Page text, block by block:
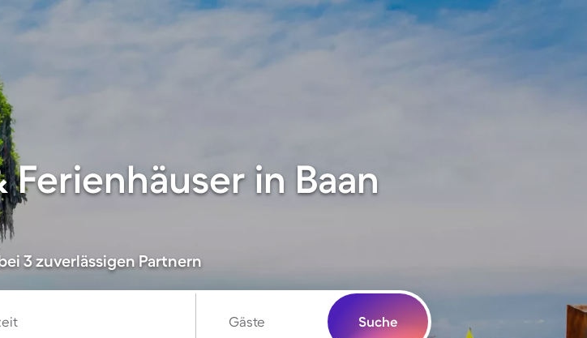
in Baan
3 zuverlässigen Partnern
Gäste Suche